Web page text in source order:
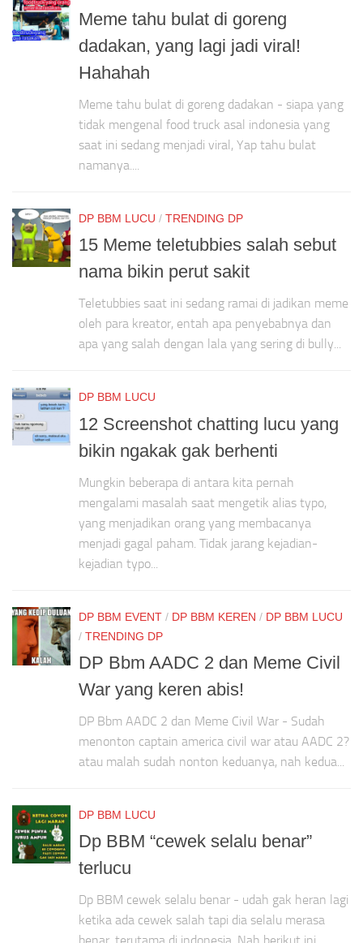
Meme tahu bulat di goreng
dadakan, yang lagi jadi viral!
Hahahah
Meme tahu bulat di goreng dadakan - siapa yang
tidak mengenal food truck asal indonesia yang
saat ini sedang menjadi viral, Yap tahu bulat
namanya....
DP BBM LUCU / TRENDING DP
15 Meme teletubbies salah sebut
nama bikin perut sakit
Teletubbies saat ini sedang ramai di jadikan meme
oleh para kreator, entah apa penyebabnya dan
apa yang salah dengan lala yang sering di bully...
DP BBM LUCU
12 Screenshot chatting lucu yang
bikin ngakak gak berhenti
Mungkin beberapa di antara kita pernah
mengalami masalah saat mengetik alias typo,
yang menjadikan orang yang membacanya
menjadi gagal paham. Tidak jarang kejadian-
kejadian typo...
DP BBM EVENT / DP BBM KEREN / DP BBM LUCU
/ TRENDING DP
DP Bbm AADC 2 dan Meme Civil
War yang keren abis!
DP Bbm AADC 2 dan Meme Civil War - Sudah
menonton captain america civil war atau AADC 2?
atau malah sudah nonton keduanya, nah kedua...
DP BBM LUCU
Dp BBM “cewek selalu benar”
terlucu
Dp BBM cewek selalu benar - udah gak heran lagi
ketika ada cewek salah tapi dia selalu merasa